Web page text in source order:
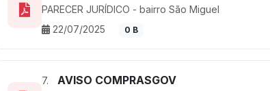
PARECER JURÍDICO - bairro São Miguel
22/07/2025
0 B
7. AVISO COMPRASGOV